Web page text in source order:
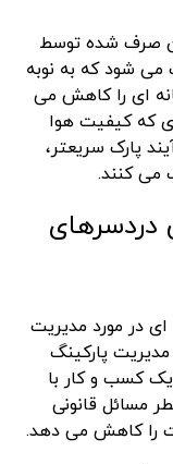
صرف شده توسط
می شود که به نوبه
ای را کاهش می
که کیفیت هوا
پارک سریعتر،
می کنند.
دردسرهای
در مورد مدیریت
پارکینگ
کسب و کار با
مسائل قانونی
را کاهش می دهد.